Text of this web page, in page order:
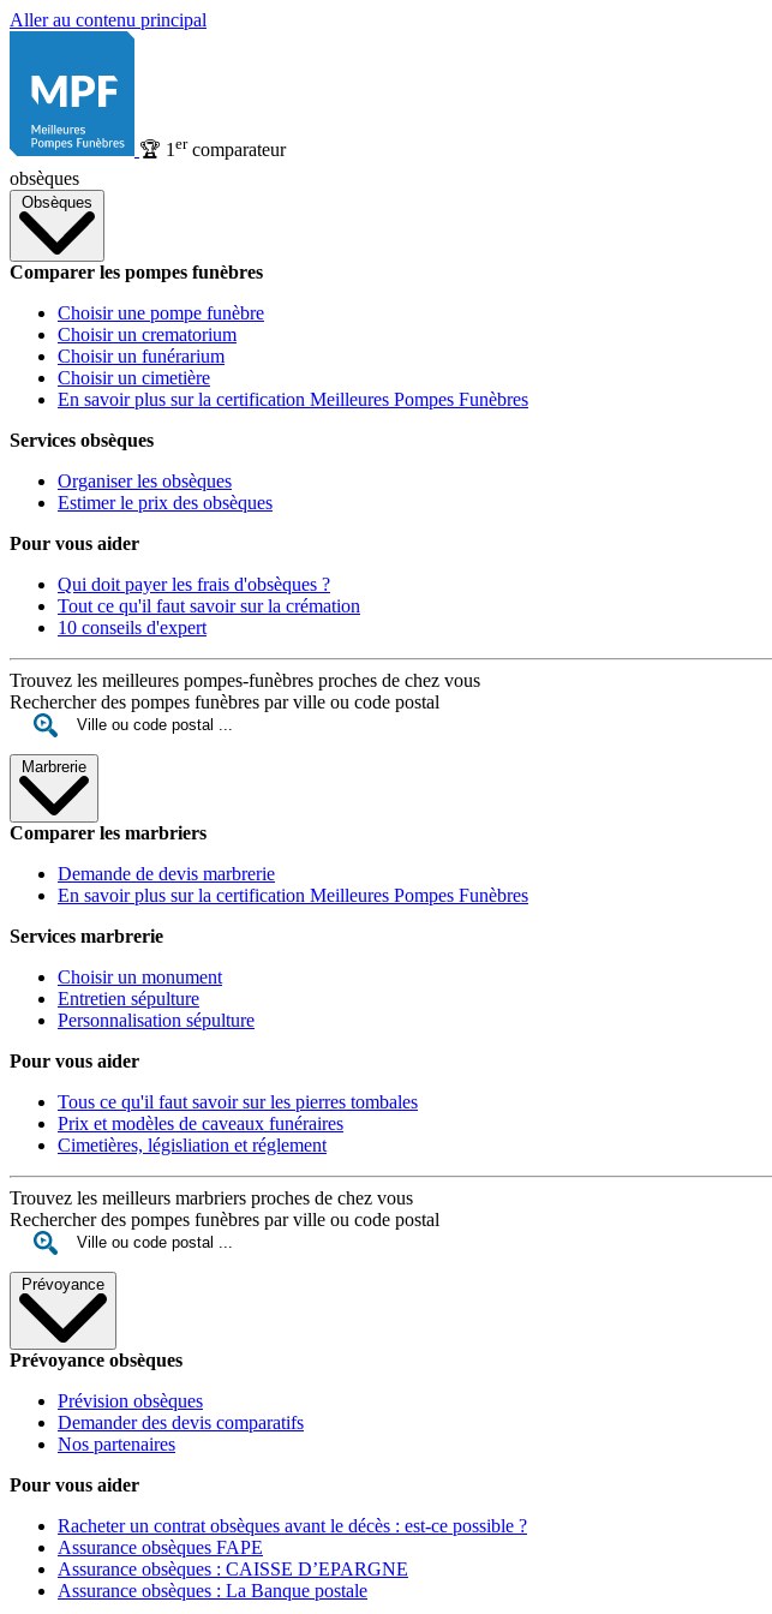
Aller au contenu principal
🏆 1 ercomparateur
obsèques
Obsèques
Comparer les pompes funèbres
Choisir une pompe funèbre
Choisir un crematorium
Choisir un funérarium
Choisir un cimetière
En savoir plus sur la certification Meilleures Pompes Funèbres
Services obsèques
Organiser les obsèques
Estimer le prix des obsèques
Pour vous aider
Qui doit payer les frais d'obsèques ?
Tout ce qu'il faut savoir sur la crémation
10 conseils d'expert
Trouvez les meilleures pompes-funèbres proches de chez vous
Rechercher des pompes funèbres par ville ou code postal
Marbrerie
Comparer les marbriers
Demande de devis marbrerie
En savoir plus sur la certification Meilleures Pompes Funèbres
Services marbrerie
Choisir un monument
Entretien sépulture
Personnalisation sépulture
Pour vous aider
Tous ce qu'il faut savoir sur les pierres tombales
Prix et modèles de caveaux funéraires
Cimetières, législiation et réglement
Trouvez les meilleurs marbriers proches de chez vous
Rechercher des pompes funèbres par ville ou code postal
Prévoyance
Prévoyance obsèques
Prévision obsèques
Demander des devis comparatifs
Nos partenaires
Pour vous aider
Racheter un contrat obsèques avant le décès : est-ce possible ?
Assurance obsèques FAPE
Assurance obsèques : CAISSE D’EPARGNE
Assurance obsèques : La Banque postale